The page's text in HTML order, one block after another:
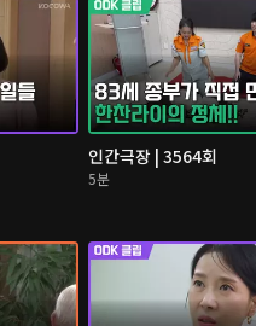
인간극장 | 3564회
5분